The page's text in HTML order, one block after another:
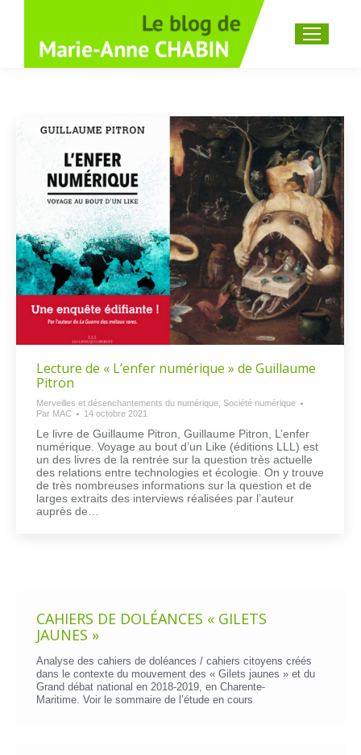
Recherche
Lecture de « L’enfer numérique » de Guillaume
Pitron
Merveilles et désenchantements du numérique Société numérique
Par MAC 14 octobre 2021
Le livre de Guillaume Pitron, Guillaume Pitron, L’enfer
numérique. Voyage au bout d’un Like (éditions LLL) est
un des livres de la rentrée sur la question très actuelle
des relations entre technologies et écologie. On y trouve
de très nombreuses informations sur la question et de
larges extraits des interviews réalisées par l’auteur
auprès de…
CAHIERS DE DOLÉANCES « GILETS
JAUNES »
Analyse des cahiers de doléances / cahiers citoyens créés
dans le contexte du mouvement des « Gilets jaunes » et du
Grand débat national en 2018-2019, en Charente-
Maritime. Voir le sommaire de l’étude en cours